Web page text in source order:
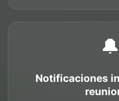
🔔
Notificaciones